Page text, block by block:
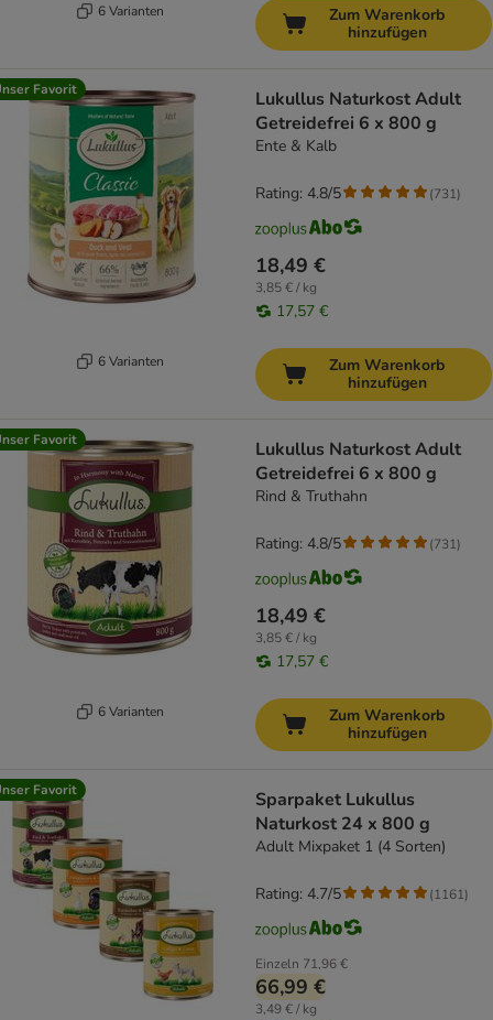
6 Varianten
Zum Warenkorb
hinzufügen
Favorit
6 Varianten
Lukullus Naturkost Adult
Getreidefrei 6 x 800 g
Ente & Kalb
18,49 €
3,85 € / kg
17,57 €
Rating: 4.8/5 (731)
Zum Warenkorb
hinzufügen
Favorit
6 Varianten
Lukullus Naturkost Adult
Getreidefrei 6 x 800 g
Rind & Truthahn
18,49 €
3,85 € / kg
17,57 €
Rating: 4.8/5 (731)
Zum Warenkorb
hinzufügen
Favorit
Sparpaket Lukullus
Naturkost 24 x 800 g
Adult Mixpaket 1 (4 Sorten)
Einzeln 71,96 €
66,99 €
3,49 € / kg
Rating: 4.7/5 (1161)